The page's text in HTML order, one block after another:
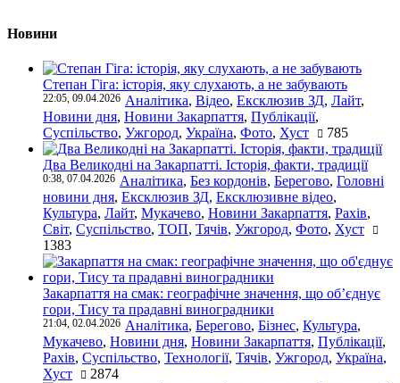
Новини
Степан Гіга: історія, яку слухають, а не забувають
22:05, 09.04.2026 Аналітика, Відео, Ексклюзив ЗД, Лайт,
Новини дня, Новини Закарпаття, Публікації,
Суспільство, Ужгород, Україна, Фото, Хуст 785
Два Великодні на Закарпатті. Історія, факти, традиції
0:38, 07.04.2026 Аналітика, Без кордонів, Берегово, Головні
новини дня, Ексклюзив ЗД, Ексклюзивне відео,
Культура, Лайт, Мукачево, Новини Закарпаття, Рахів,
Світ, Суспільство, ТОП, Тячів, Ужгород, Фото, Хуст
1383
Закарпаття на смак: географічне значення, що об’єднує
гори, Тису та прадавні виноградники
21:04, 02.04.2026 Аналітика, Берегово, Бізнес, Культура,
Мукачево, Новини дня, Новини Закарпаття, Публікації,
Рахів, Суспільство, Технології, Тячів, Ужгород, Україна,
Хуст
2874